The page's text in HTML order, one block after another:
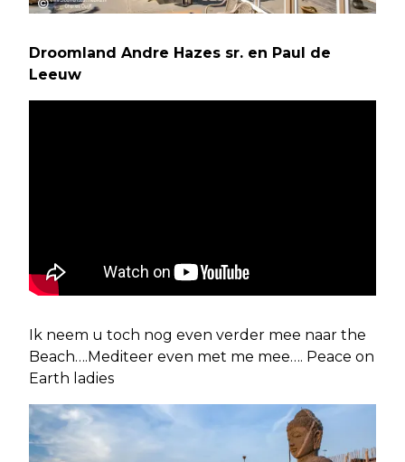
Droomland Andre Hazes sr. en Paul de
Leeuw
Ik neem u toch nog even verder mee naar the
Beach….Mediteer even met me mee…. Peace on
Earth ladies